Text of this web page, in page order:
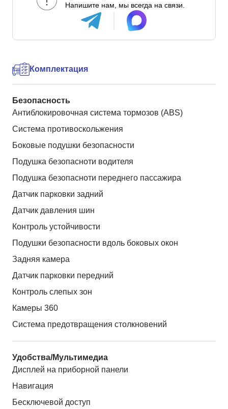
Напишите нам, мы всегда на связи.
Комплектация
Безопасность
Антиблокировочная система тормозов (ABS)
Система противоскольжения
Боковые подушки безопасности
Подушка безопасноти водителя
Подушка безопасноти переднего пассажира
Датчик парковки задний
Датчик давления шин
Контроль устойчивости
Подушки безопасности вдоль боковых окон
Задняя камера
Датчик парковки передний
Контроль слепых зон
Камеры 360
Система предотвращения столкновений
Удобства/Мультимедиа
Дисплей на приборной панели
Навигация
Бесключевой доступ